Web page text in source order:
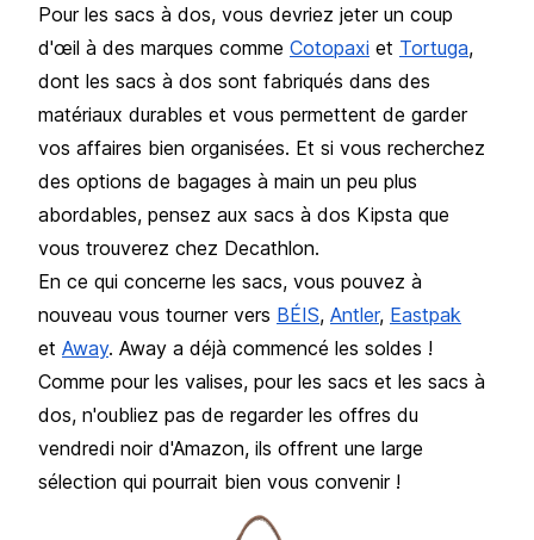
Pour les sacs à dos, vous devriez jeter un coup
d'œil à des marques comme Cotopaxi et Tortuga,
dont les sacs à dos sont fabriqués dans des
matériaux durables et vous permettent de garder
vos affaires bien organisées. Et si vous recherchez
des options de bagages à main un peu plus
abordables, pensez aux sacs à dos Kipsta que
vous trouverez chez Decathlon.
En ce qui concerne les sacs, vous pouvez à
nouveau vous tourner vers BÉIS, Antler, Eastpak
et Away. Away a déjà commencé les soldes !
Comme pour les valises, pour les sacs et les sacs à
dos, n'oubliez pas de regarder les offres du
vendredi noir d'Amazon, ils offrent une large
sélection qui pourrait bien vous convenir !